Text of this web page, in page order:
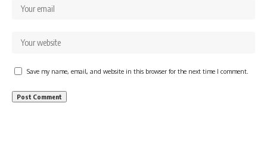
Save my name, email, and website in this browser for the next time I comment.